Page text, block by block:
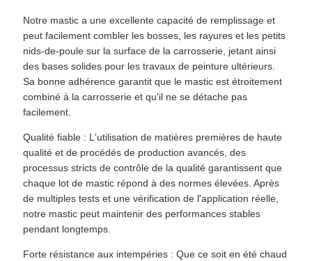
Notre mastic a une excellente capacité de remplissage et
peut facilement combler les bosses, les rayures et les petits
nids-de-poule sur la surface de la carrosserie, jetant ainsi
des bases solides pour les travaux de peinture ultérieurs.
Sa bonne adhérence garantit que le mastic est étroitement
combiné à la carrosserie et qu'il ne se détache pas
facilement.
Qualité fiable : L'utilisation de matières premières de haute
qualité et de procédés de production avancés, des
processus stricts de contrôle de la qualité garantissent que
chaque lot de mastic répond à des normes élevées. Après
de multiples tests et une vérification de l'application réelle,
notre mastic peut maintenir des performances stables
pendant longtemps.
Forte résistance aux intempéries : Que ce soit en été chaud